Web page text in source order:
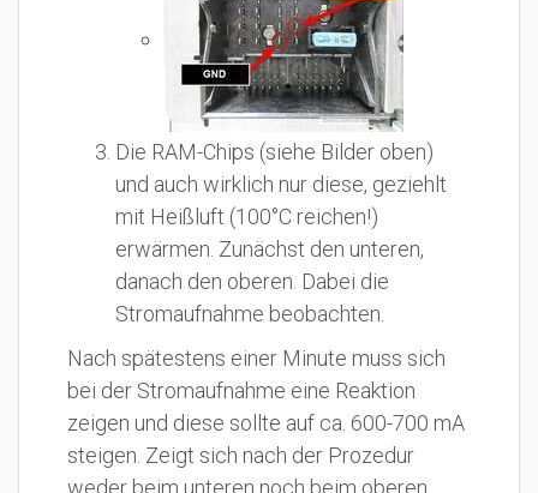
Die RAM-Chips (siehe Bilder oben)
und auch wirklich nur diese, geziehlt
mit Heißluft (100°C reichen!)
erwärmen. Zunächst den unteren,
danach den oberen. Dabei die
Stromaufnahme beobachten.
Nach spätestens einer Minute muss sich
bei der Stromaufnahme eine Reaktion
zeigen und diese sollte auf ca. 600-700 mA
steigen. Zeigt sich nach der Prozedur
weder beim unteren noch beim oberen